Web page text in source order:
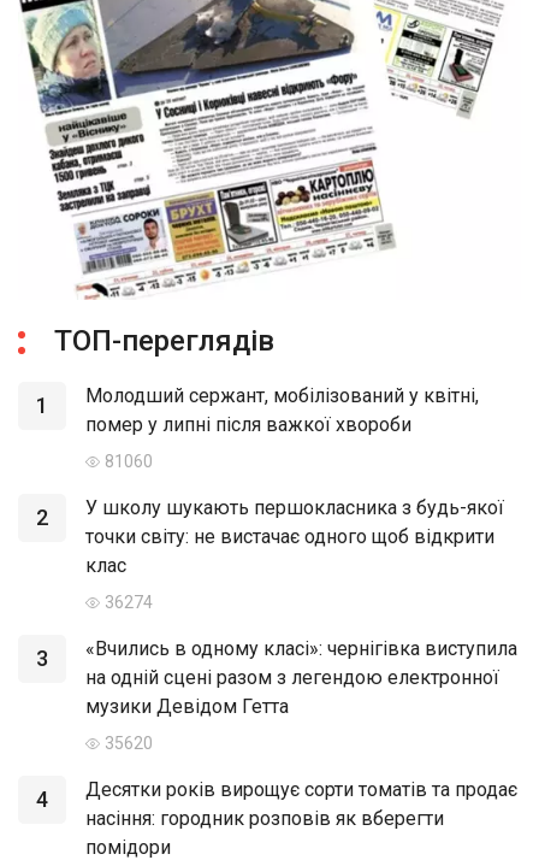
ТОП-переглядів
1
Молодший сержант, мобілізований у квітні,
помер у липні після важкої хвороби
81060
2
У школу шукають першокласника з будь-якої
точки світу: не вистачає одного щоб відкрити
клас
36274
3
«Вчились в одному класі»: чернігівка виступила
на одній сцені разом з легендою електронної
музики Девідом Гетта
35620
4
Десятки років вирощує сорти томатів та продає
насіння: городник розповів як вберегти
помідори